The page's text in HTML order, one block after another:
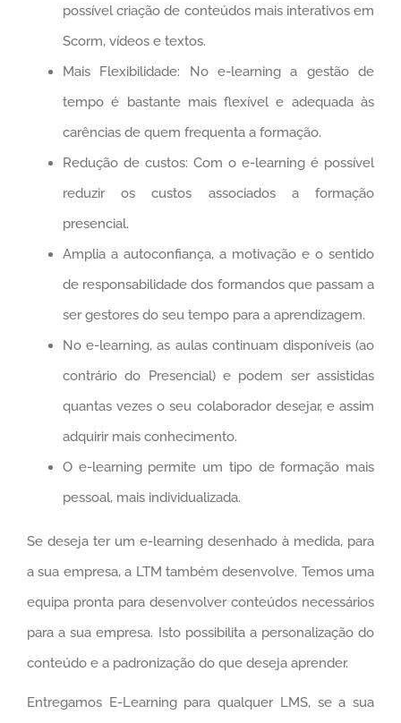
possível criação de conteúdos mais interativos em
Scorm, vídeos e textos.
Mais Flexibilidade: No e-learning a gestão de
tempo é bastante mais flexível e adequada às
carências de quem frequenta a formação.
Redução de custos: Com o e-learning é possível
reduzir os custos associados a formação
presencial.
Amplia a autoconfiança, a motivação e o sentido
de responsabilidade dos formandos que passam a
ser gestores do seu tempo para a aprendizagem.
No e-learning, as aulas continuam disponíveis (ao
contrário do Presencial) e podem ser assistidas
quantas vezes o seu colaborador desejar, e assim
adquirir mais conhecimento.
O e-learning permite um tipo de formação mais
pessoal, mais individualizada.
Se deseja ter um e-learning desenhado à medida, para
a sua empresa, a LTM também desenvolve. Temos uma
equipa pronta para desenvolver conteúdos necessários
para a sua empresa. Isto possibilita a personalização do
conteúdo e a padronização do que deseja aprender.
Entregamos E-Learning para qualquer LMS, se a sua